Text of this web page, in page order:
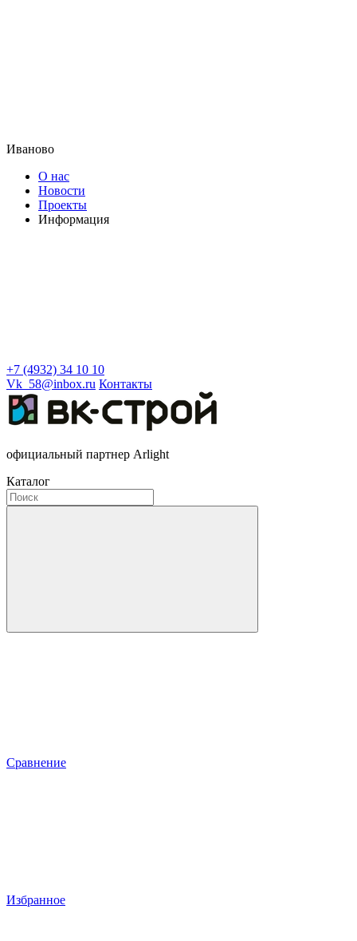
Иваново
О нас
Новости
Проекты
Информация
+7 (4932) 34 10 10
Vk_58@inbox.ru Контакты
официальный партнер Arlight
Каталог
Сравнение
Избранное